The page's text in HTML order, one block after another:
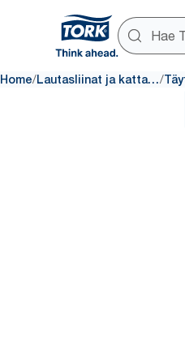
Home/ Lautasliinat ja kattaus/